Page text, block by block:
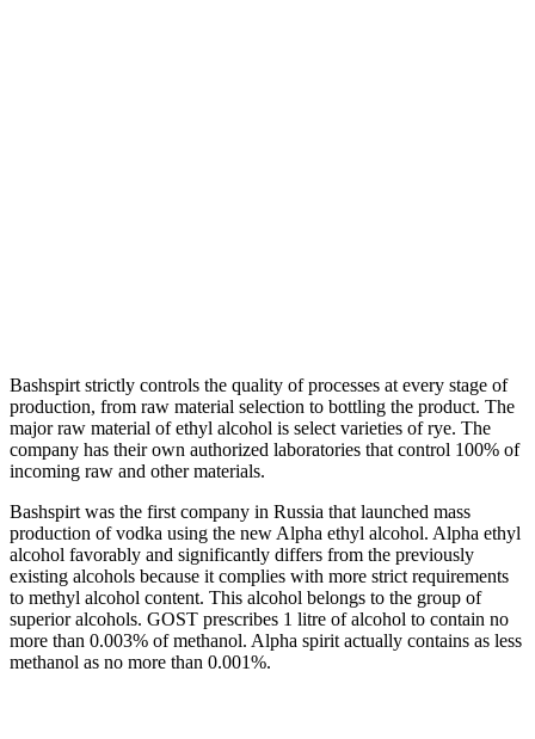
Bashspirt strictly controls the quality of processes at every stage of
production, from raw material selection to bottling the product. The
major raw material of ethyl alcohol is select varieties of rye. The
company has their own authorized laboratories that control 100% of
incoming raw and other materials.
Bashspirt was the first company in Russia that launched mass
production of vodka using the new Alpha ethyl alcohol. Alpha ethyl
alcohol favorably and significantly differs from the previously
existing alcohols because it complies with more strict requirements
to methyl alcohol content. This alcohol belongs to the group of
superior alcohols. GOST prescribes 1 litre of alcohol to contain no
more than 0.003% of methanol. Alpha spirit actually contains as less
methanol as no more than 0.001%.